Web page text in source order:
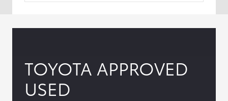
TOYOTA APPROVED
USED